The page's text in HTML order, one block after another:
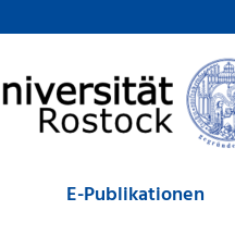
E-Publikationen